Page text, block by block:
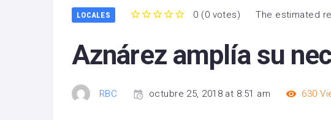
LOCALES 0 (0 votes) The estimated
Aznárez amplía su
RBC octubre 25, 2018 at 8:51 am 630